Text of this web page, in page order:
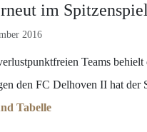
im Spitzenspiel
2016
Teams
den FC Delhoven II hat
Tabelle